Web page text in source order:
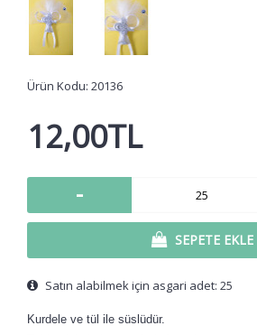
Ürün Kodu: 20136
12,00TL
-
SEPETE EKLE
Satın alabilmek için asgari adet: 25
Kurdele ve tül ile süslüdür.